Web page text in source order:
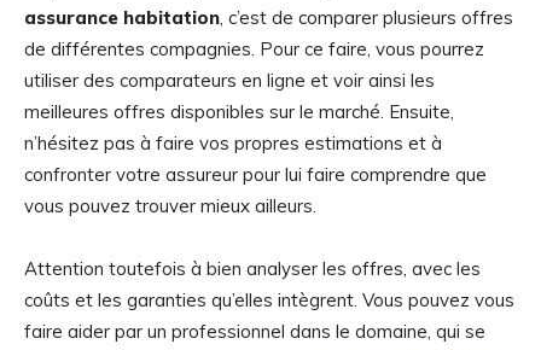
assurance habitation, c’est de comparer plusieurs offres
de différentes compagnies. Pour ce faire, vous pourrez
utiliser des comparateurs en ligne et voir ainsi les
meilleures offres disponibles sur le marché. Ensuite,
n’hésitez pas à faire vos propres estimations et à
confronter votre assureur pour lui faire comprendre que
vous pouvez trouver mieux ailleurs.
Attention toutefois à bien analyser les offres, avec les
coûts et les garanties qu’elles intègrent. Vous pouvez vous
faire aider par un professionnel dans le domaine, qui se